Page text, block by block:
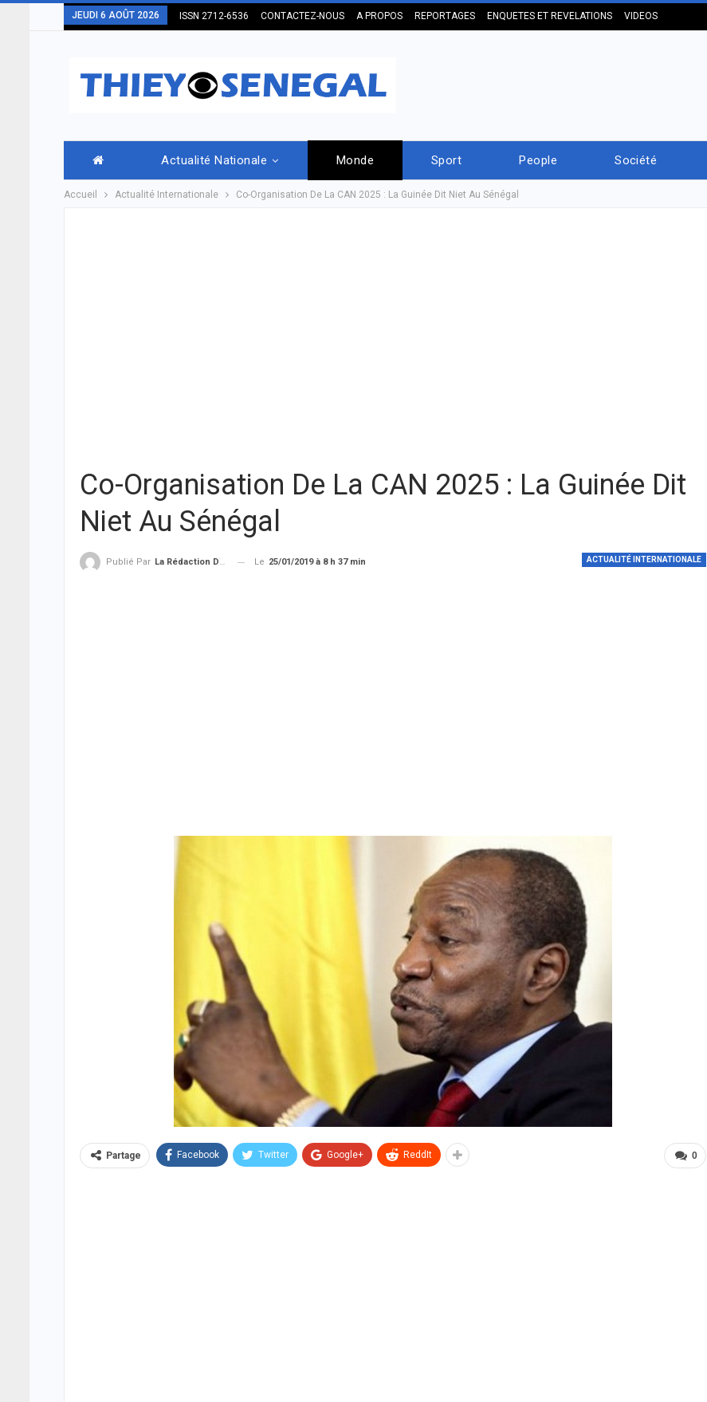
JEUDI 6 AOÛT 2026 ISSN 2712-6536 CONTACTEZ-NOUS A PROPOS REPORTAGES ENQUETES ET REVELATIONS VIDEOS
Actualité Nationale Monde Sport People Société
Accueil Actualité Internationale Co-Organisation De La CAN 2025 : La Guinée Dit Niet Au Sénégal
Co-Organisation De La CAN 2025 : La Guinée Dit
Niet Au Sénégal
ACTUALITÉ INTERNATIONALE
Publié Par La Rédaction De THIEYSENEGAL.com Le 25/01/2019 à 8 h 37 min
0
Partage Facebook Twitter Google+ ReddIt